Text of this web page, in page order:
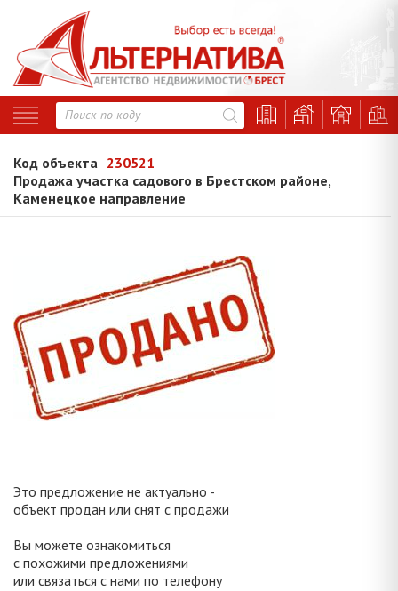
Код объекта 230521
Продажа участка садового в Брестском районе,
Каменецкое направление
Это предложение не актуально -
объект продан или снят с продажи
Вы можете ознакомиться
с похожими предложениями
или связаться с нами по телефону